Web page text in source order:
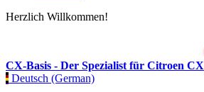
Herzlich Willkommen!
CX-Basis - Der Spezialist für Citroen CX
Deutsch (German)